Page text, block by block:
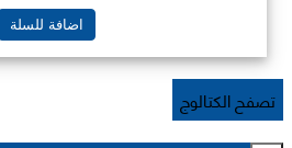
اضافة للسلة
تصفح الكتالوج